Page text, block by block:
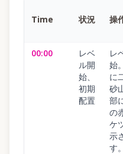
Time 状況 操
00:00
レベ
ル開
始、
初期
配置
レ
始
に
砂
部
の
ケ
示
す。